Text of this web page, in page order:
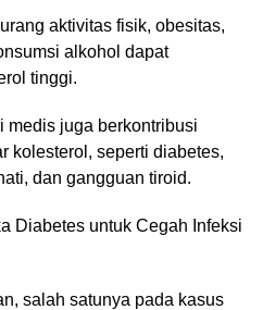
aktivitas fisik, obesitas,
alkohol dapat
tinggi.
medis juga berkontribusi
kolesterol, seperti diabetes,
dan gangguan tiroid.
Diabetes untuk Cegah Infeksi
salah satunya pada kasus